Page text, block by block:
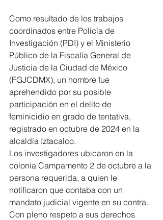
Como resultado de los trabajos
coordinados entre Policía de
Investigación (PDI) y el Ministerio
Público de la Fiscalía General de
Justicia de la Ciudad de México
(FGJCDMX), un hombre fue
aprehendido por su posible
participación en el delito de
feminicidio en grado de tentativa,
registrado en octubre de 2024 en la
alcaldía Iztacalco.
Los investigadores ubicaron en la
colonia Campamento 2 de octubre a la
persona requerida, a quien le
notificaron que contaba con un
mandato judicial vigente en su contra.
Con pleno respeto a sus derechos